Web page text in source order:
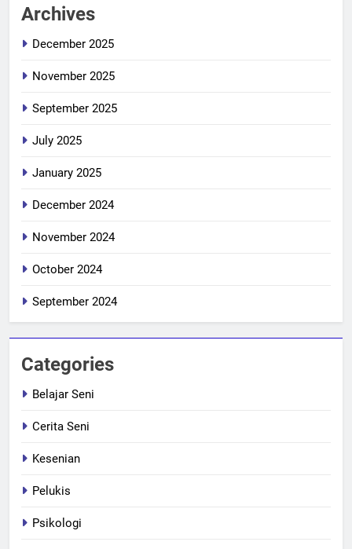
Archives
December 2025
November 2025
September 2025
July 2025
January 2025
December 2024
November 2024
October 2024
September 2024
Categories
Belajar Seni
Cerita Seni
Kesenian
Pelukis
Psikologi